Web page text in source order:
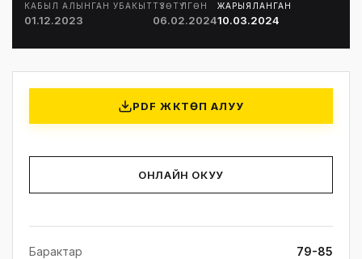
КАБЫЛ АЛЫНГАН УБАКЫТ
01.12.2023
ТҮЗӨТҮЛГӨН
06.02.2024
ЖАРЫЯЛАНГАН
10.03.2024
PDF ЖҮКТӨП АЛУУ
ОНЛАЙН ОКУУ
Барактар
79-85